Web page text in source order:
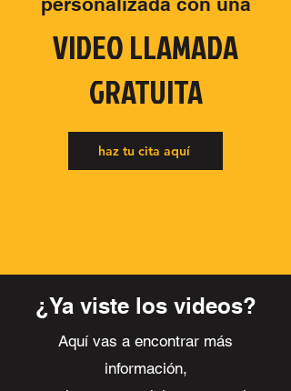
VIDEO LLAMADA
GRATUITA
haz tu cita aquí
¿Ya viste los videos?
Aquí vas a encontrar más
información,